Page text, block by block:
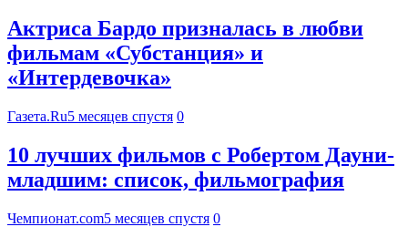
Актриса Бардо призналась в любви
фильмам «Субстанция» и
«Интердевочка»
Газета.Ru5 месяцев спустя 0
10 лучших фильмов с Робертом Дауни-
младшим: список, фильмография
Чемпионат.com5 месяцев спустя 0